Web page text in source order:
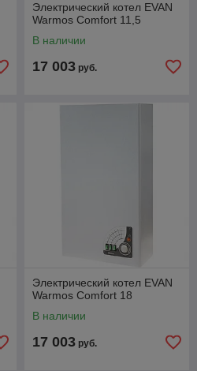
Электрический котел EVAN
Warmos Comfort 11,5
В наличии
17 003 руб.
Электрический котел EVAN
Warmos Comfort 18
В наличии
17 003 руб.